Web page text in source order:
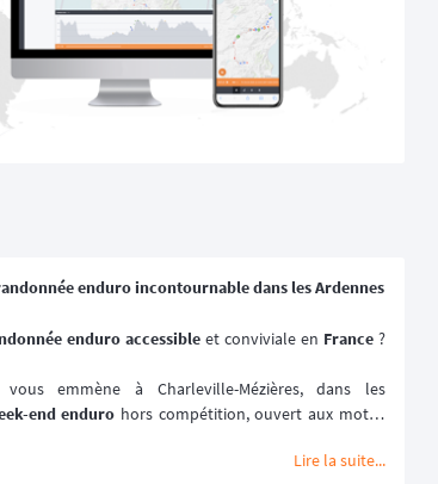
enduro incontournable dans les Ardennes
enduro accessible et conviviale en France ?
vous emmène à Charleville-Mézières, dans les
end enduro hors compétition, ouvert aux motos
de Charleville-Mézières en Ardennes (MCCMA)
Lire la suite...